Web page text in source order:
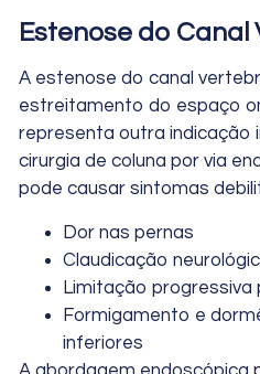
Estenose do Canal
A estenose do canal
estreitamento do espaço
representa outra indicação
cirurgia de coluna por via
pode causar sintomas
Dor nas pernas
Claudicação
Limitação progressiva
Formigamento e
inferiores